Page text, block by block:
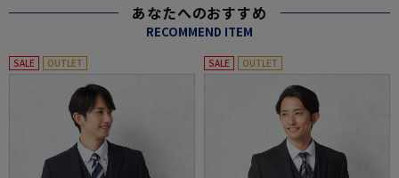
あなたへのおすすめ
RECOMMEND ITEM
SALE OUTLET SALE OUTLET